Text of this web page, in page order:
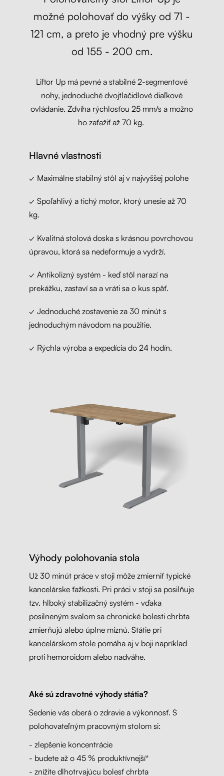
možné polohovať do výšky od 71 -
121 cm, a preto je vhodný pre výšku
od 155 - 200 cm.
Liftor Up má pevné a stabilné 2-segmentové
nohy, jednoduché dvojtlačidlové diaľkové
ovládanie. Zdvíha rýchlosťou 25 mm/s a možno
ho zaťažiť až 70 kg.
Hlavné vlastnosti
✓ Maximálne stabilný stôl aj v najvyššej polohe
✓ Spoľahlivý a tichý motor, ktorý unesie až 70
kg.
✓ Kvalitná stolová doska s krásnou povrchovou
úpravou, ktorá sa nedeformuje a vydrží.
✓ Antikolizný systém - keď stôl narazí na
prekážku, zastaví sa a vráti sa o kus späť.
✓ Jednoduché zostavenie za 30 minút s
jednoduchým návodom na použitie.
✓ Rýchla výroba a expedícia do 24 hodín.
Výhody polohovania stola
Už 30 minút práce v stoji môže zmierniť typické
kancelárske ťažkosti. Pri práci v stoji sa posilňuje
tzv. hlboký stabilizačný systém - vďaka
posilneným svalom sa chronické bolesti chrbta
zmierňujú alebo úplne miznú. Státie pri
kancelárskom stole pomáha aj v boji napríklad
proti hemoroidom alebo nadváhe.
Aké sú zdravotné výhody státia?
Sedenie vás oberá o zdravie a výkonnosť. S
polohovateľným pracovným stolom si:
- zlepšenie koncentrácie
- budete až o 45 % produktívnejší*
- znížite dlhotrvajúcu bolesť chrbta